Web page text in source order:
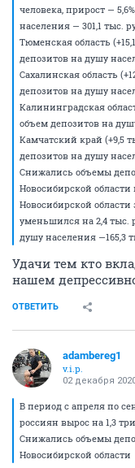
человека, прирост —
населения — 301,1 тыс.
Тюменская область
депозитов на душу
Сахалинская область
депозитов на душу
Калининградская
объем депозитов на
Камчатский край (+9,5
депозитов на душу
Снижались объемы
Новосибирской
Новосибирской
уменьшился на 2,4 тыс.
душу населения —165,3
Удачи тем кто
нашем
ОТВЕТИТЬ
adambereg1
v.i.p.
02 декабря
В период с апреля по
россиян вырос на 1,3
Снижались объемы
Новосибирской области